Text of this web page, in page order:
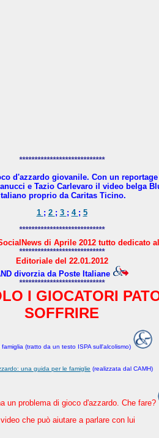
****************************
d'azzardo giovanile. Con un
e Tazio Carlevaro il video belga
proprio da Caritas Ticino.
1 ; 2 ; 3 ; 4 ; 5
****************************
di Aprile 2012 tutto dedicato
****************************
Editoriale del 22.01.2012
divorzia da Poste Italiane
****************************
I GIOCATORI
SOFFRIRE
(tratto da un testo ISPA sull'alcolismo)
una guida per le famiglie (realizzata dal CAMH)
un problema di gioco d'azzardo. Che fare?
che può aiutare a parlare con lui